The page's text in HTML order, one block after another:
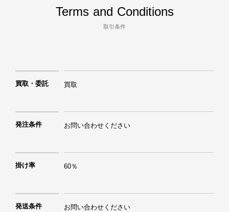
Terms and Conditions
取引条件
買取・委託 買取
発注条件 お問い合わせください
掛け率 60％
発送条件